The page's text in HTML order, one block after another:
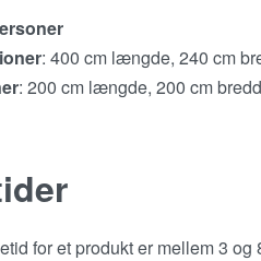
: 400 cm længde, 240 cm
: 200 cm længde, 200 cm
for et produkt er mellem 3